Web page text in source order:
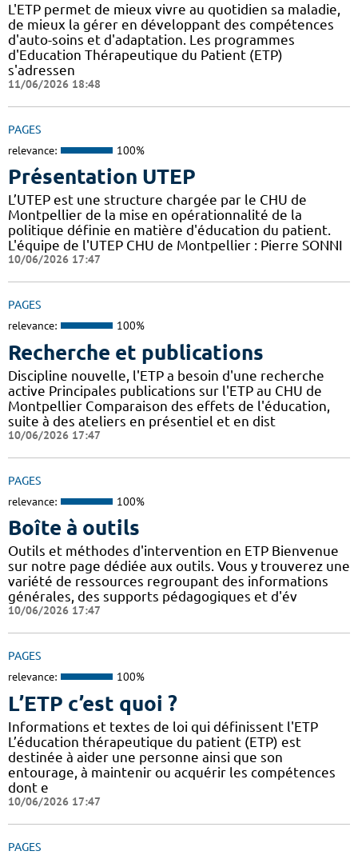
L'ETP permet de mieux vivre au quotidien sa maladie,
de mieux la gérer en développant des compétences
d'auto-soins et d'adaptation. Les programmes
d'Education Thérapeutique du Patient (ETP)
s'adressen
11/06/2026 18:48
PAGES
relevance: 100%
Présentation UTEP
L’UTEP est une structure chargée par le CHU de
Montpellier de la mise en opérationnalité de la
politique définie en matière d'éducation du patient.
L'équipe de l'UTEP CHU de Montpellier : Pierre SONNI
10/06/2026 17:47
PAGES
relevance: 100%
Recherche et publications
Discipline nouvelle, l'ETP a besoin d'une recherche
active Principales publications sur l'ETP au CHU de
Montpellier Comparaison des effets de l'éducation,
suite à des ateliers en présentiel et en dist
10/06/2026 17:47
PAGES
relevance: 100%
Boîte à outils
Outils et méthodes d'intervention en ETP Bienvenue
sur notre page dédiée aux outils. Vous y trouverez une
variété de ressources regroupant des informations
générales, des supports pédagogiques et d'év
10/06/2026 17:47
PAGES
relevance: 100%
L’ETP c’est quoi ?
Informations et textes de loi qui définissent l'ETP
L’éducation thérapeutique du patient (ETP) est
destinée à aider une personne ainsi que son
entourage, à maintenir ou acquérir les compétences
dont e
10/06/2026 17:47
PAGES